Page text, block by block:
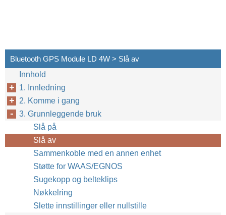
Bluetooth GPS Module LD 4W > Slå av
Innhold
1. Innledning
2. Komme i gang
3. Grunnleggende bruk
Slå på
Slå av
Sammenkoble med en annen enhet
Støtte for WAAS/EGNOS
Sugekopp og belteklips
Nøkkelring
Slette innstillinger eller nullstille